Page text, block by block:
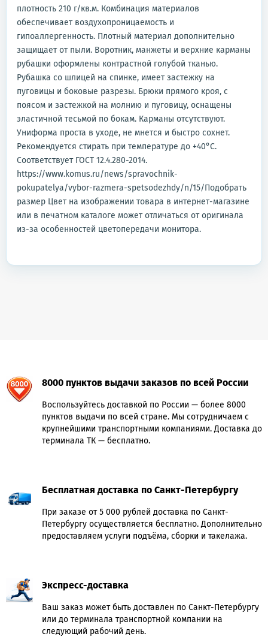
плотность 210 г/кв.м. Комбинация материалов
обеспечивает воздухопроницаемость и
гипоаллергенность. Плотный материал дополнительно
защищает от пыли. Воротник, манжеты и верхние карманы
рубашки оформлены контрастной голубой тканью.
Рубашка со шлицей на спинке, имеет застежку на
пуговицы и боковые разрезы. Брюки прямого кроя, с
поясом и застежкой на молнию и пуговицу, оснащены
эластичной тесьмой по бокам. Карманы отсутствуют.
Униформа проста в уходе, не мнется и быстро сохнет.
Рекомендуется стирать при температуре до +40°С.
Соответствует ГОСТ 12.4.280-2014.
https://www.komus.ru/news/spravochnik-
pokupatelya/vybor-razmera-spetsodezhdy/n/15/Подобрать
размер Цвет на изображении товара в интернет-магазине
или в печатном каталоге может отличаться от оригинала
из-за особенностей цветопередачи монитора.
8000 пунктов выдачи заказов по всей России
Воспользуйтесь доставкой по России — более 8000
пунктов выдачи по всей стране. Мы сотрудничаем с
крупнейшими транспортными компаниями. Доставка до
терминала ТК — бесплатно.
Бесплатная доставка по Санкт-Петербургу
При заказе от 5 000 рублей доставка по Санкт-
Петербургу осуществляется бесплатно. Дополнительно
предоставляем услуги подъёма, сборки и такелажа.
Экспресс-доставка
Ваш заказ может быть доставлен по Санкт-Петербургу
или до терминала транспортной компании на
следующий рабочий день.